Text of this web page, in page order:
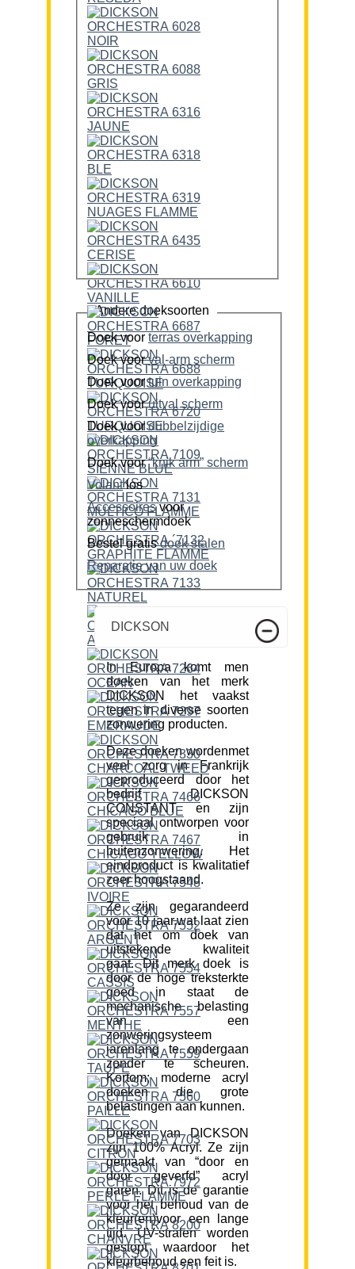
Andere doeksoorten
Doek voor terras overkapping
Doek voor
val-arm scherm
Doek voor
tuin overkapping
Doek voor
uitval scherm
Doek voordubbelzijdige
overkapping
Doek voor
“knik arm” scherm
Volantlos
Accessoiresvoor
zonneschermdoek
Bestel gratis doek stalen
Reparatie van uw doek
DICKSON
In Europa komt men
doeken van het merk
DICKSON het vaakst
tegen in diverse soorten
zonwering producten.
Deze doeken wordenmet
veel zorg in Frankrijk
geproduceerd door het
bedrijf DICKSON
CONSTANT en zijn
speciaal ontworpen voor
gebruik in
buitenzonwering. Het
eindproduct is kwalitatief
zeer hoogstaand.
Ze zijn gegarandeerd
voor 10 jaar,wat laat zien
dat het om doek van
uitstekende kwaliteit
gaat. Dit merk doek is
door de hoge treksterkte
goed in staat de
mechanische belasting
van een
zonweringsysteem
jarenlang te ondergaan
zonder te scheuren.
Kortom; moderne acryl
doeken die grote
belastingen aan kunnen.
Doeken van DICKSON
zijn 100% Acryl. Ze zijn
gemaakt van “door en
door geverfd” acryl
garen. Dit is de garantie
voor het behoud van de
kleur(en)voor een lange
tijd. UV-stralen worden
gestopt waardoor het
kleurbehoud een feit is.